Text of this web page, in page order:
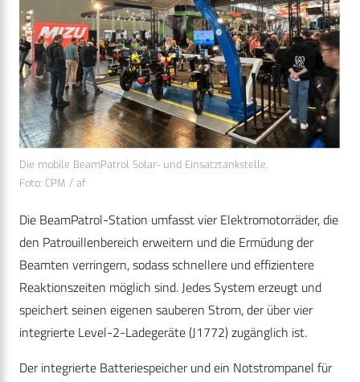
Die mobile BeamPatrol Solar- und Einsatztankstelle.
Foto: CPM / af
Die BeamPatrol-Station umfasst vier Elektromotorräder, die
den Patrouillenbereich erweitern und die Ermüdung der
Beamten verringern, sodass schnellere und effizientere
Reaktionszeiten möglich sind. Jedes System erzeugt und
speichert seinen eigenen sauberen Strom, der über vier
integrierte Level-2-Ladegeräte (J1772) zugänglich ist.
Der integrierte Batteriespeicher und ein Notstrompanel für